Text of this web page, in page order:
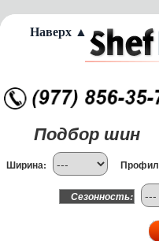
Подбор шин
Ширина:
Сезонность:
Наверх ▲